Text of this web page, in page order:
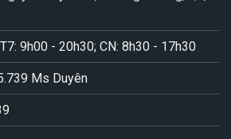
9h00 - 20h30; CN: 8h30 - 17h30
Ms Duyên